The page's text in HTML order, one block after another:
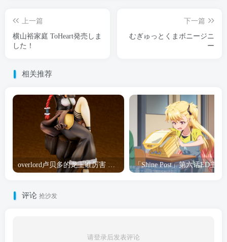
上一篇
横山裕家庭 ToHeart発売しま
した！
下一篇
むぎゅっとくまボニージニ
ー
相关推荐
overlord卢贝多的龙王谁厉害 「Overlord」露普斯蕾琪娜·贝塔手办开订
评论 抢沙发
请登录后发表评论